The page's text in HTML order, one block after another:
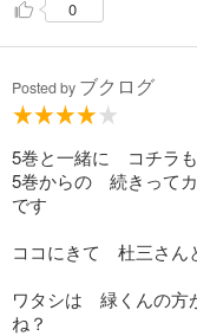
0
Posted by ブクログ
5巻と一緒に コチラも
5巻からの 続きって
です
ココにきて 杜三さん
ワタシは 緑くんの方
ね？